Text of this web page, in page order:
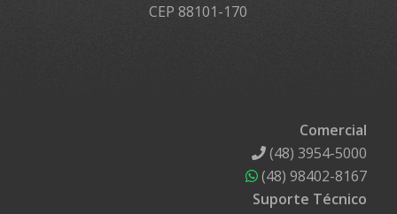
CEP 88101-170
Comercial
(48) 3954-5000
(48) 98402-8167
Suporte Técnico